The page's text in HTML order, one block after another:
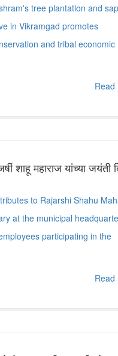
tree plantation and
in Vikramgad promotes
and tribal economic
Read
शाहू महाराज यांच्या जयंती
to Rajarshi Shahu
at the municipal
participating in the
Read